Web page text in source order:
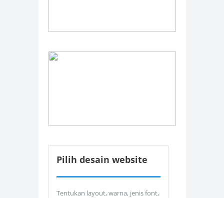
Pilih desain website
Tentukan layout, warna, jenis font,